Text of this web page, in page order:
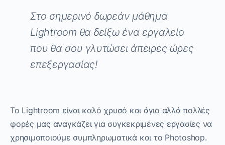
Στο σημερινό δωρεάν μάθημα
Lightroom θα δείξω ένα εργαλείο
που θα σου γλυτώσει άπειρες ώρες
επεξεργασίας!
Το Lightroom είναι καλό χρυσό και άγιο αλλά πολλές
φορές μας αναγκάζει για συγκεκριμένες εργασίες να
χρησιμοποιούμε συμπληρωματικά και το Photoshop.